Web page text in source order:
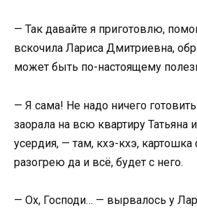
— Так давайте я приготовлю,
вскочила Лариса Дмитриевна,
может быть по-настоящему
— Я сама! Не надо ничего
заорала на всю квартиру Татьяна
усердия, — там, кхэ-кхэ,
разогрею да и всё, будет с него.
— Ох, Господи… — вырвалось у